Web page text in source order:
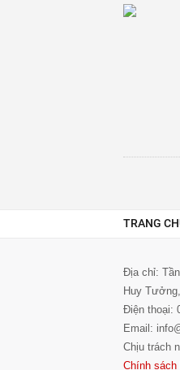
TRANG
Địa chỉ:
Huy
Điện thoại:
Email:
Chịu trách
Chính sách